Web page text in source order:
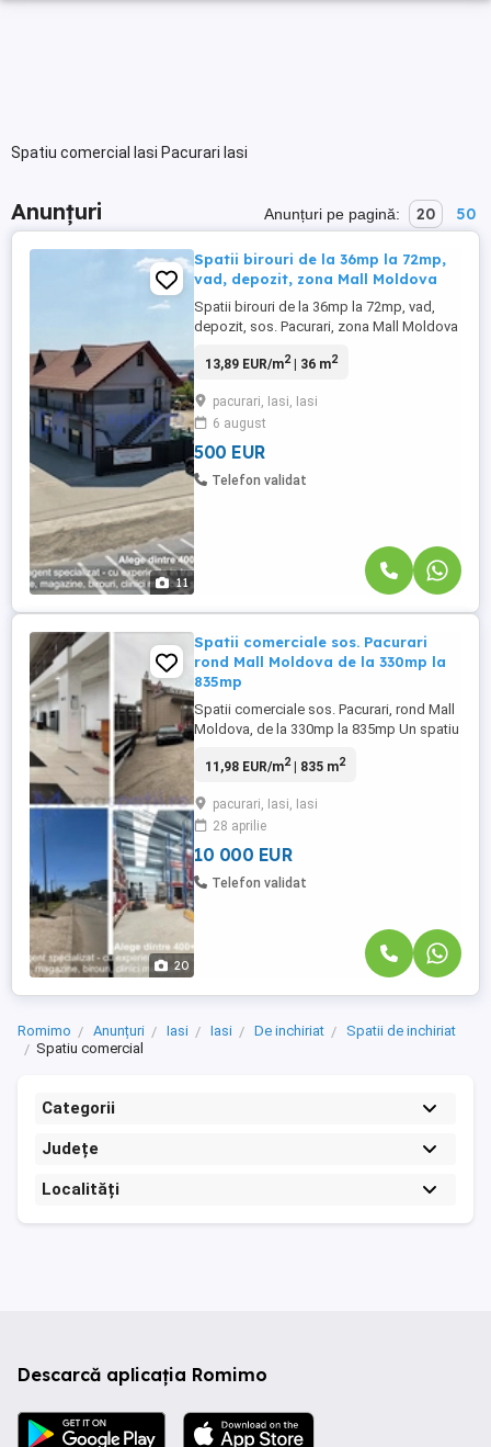
Spatiu comercial Iasi Pacurari Iasi
Anunțuri Anunțuri pe pagină: 20 50
11
Spatii birouri de la 36mp la 72mp,
vad, depozit, zona Mall Moldova
Spatii birouri de la 36mp la 72mp, vad,
depozit, sos. Pacurari, zona Mall Moldova
aproape de Mall Moldova - pentru: -
finisaje atent alese, grup sanitar propriu), -
mici depozite (poate pt. domeniul medical
s.a.), - mic ...
13,89 EUR/m2| 36 m2
pacurari, Iasi, Iasi
6 august
500 EUR
Telefon validat
20
Spatii comerciale sos. Pacurari
rond Mall Moldova de la 330mp la
835mp
Spatii comerciale sos. Pacurari, rond Mall
Moldova, de la 330mp la 835mp Un spatiu
mai mare trafic rutier din Iasi - rond Mall
vizibilitatea il fac potrivit ca showroom
pentru: domeniul auto, scule, instalatii s.a.;
...
11,98 EUR/m2| 835 m2
pacurari, Iasi, Iasi
28 aprilie
10 000 EUR
Telefon validat
Romimo Anunțuri Iasi Iasi De inchiriat
Spatii de inchiriat
Spatiu comercial
Categorii
Județe
Localități
Descarcă aplicația Romimo